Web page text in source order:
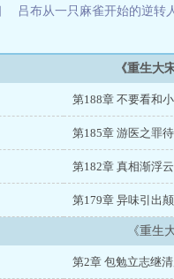
吕布从一只麻雀开始的逆转
《重生大
第188章 不要看和
第185章 游医之罪
第182章 真相渐浮
第179章 异味引出
《重生
第2章 包勉立志继